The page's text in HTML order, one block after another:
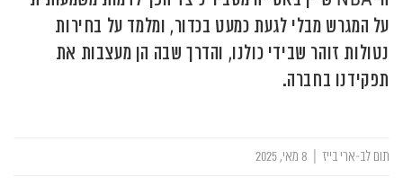
על המגרש מבלי לגעת כמעט בכדור, ומלמד על בחירות
נטולות זוהר שבידי כולנו, והדרך שבה הן מעצבות את
תפקידנו בחברה.
תום לב-ארי בייז